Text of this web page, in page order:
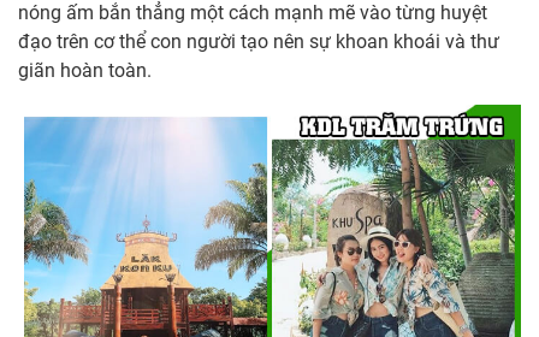
nóng ấm bắn thẳng một cách mạnh mẽ vào từng huyệt
đạo trên cơ thể con người tạo nên sự khoan khoái và thư
giãn hoàn toàn.